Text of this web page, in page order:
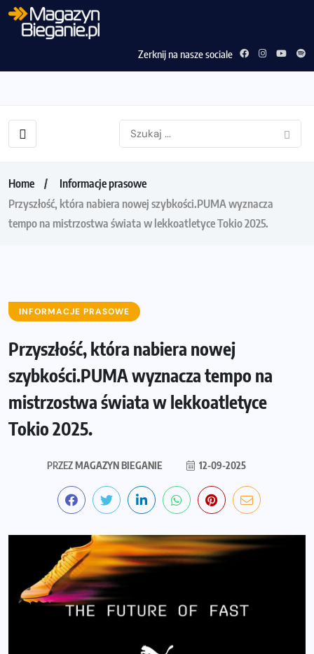
Zerknij na nasze sociale
Home
Informacje prasowe
Przyszłość, która nabiera nowej szybkości.PUMA wyznacza
tempo na mistrzostwa świata w lekkoatletyce Tokio 2025.
INFORMACJE PRASOWE
Przyszłość, która nabiera nowej
szybkości.PUMA wyznacza tempo na
mistrzostwa świata w lekkoatletyce
Tokio 2025.
PRZEZMAGAZYN BIEGANIE 12-09-2025